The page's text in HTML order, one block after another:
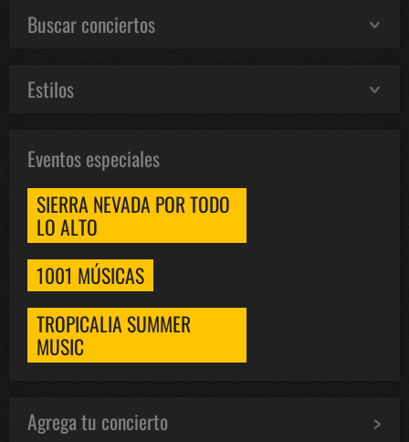
Buscar conciertos
Estilos
Eventos especiales
SIERRA NEVADA POR TODO
LO ALTO
1001 MÚSICAS
TROPICALIA SUMMER
MUSIC
Agrega tu concierto